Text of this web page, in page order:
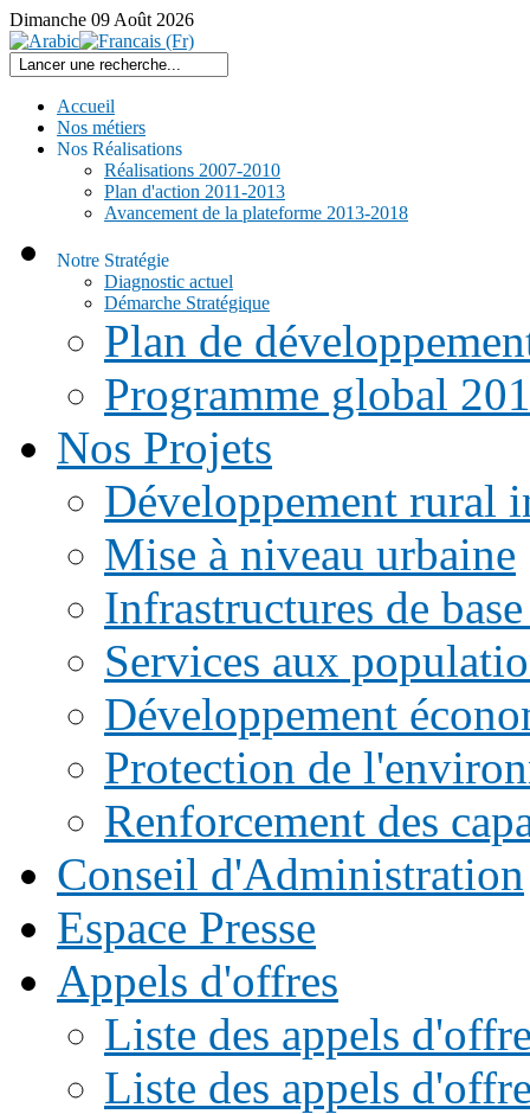
Dimanche 09 Août 2026
Accueil
Nos métiers
Nos Réalisations
Réalisations 2007-2010
Plan d'action 2011-2013
Avancement de la plateforme 2013-2018
Notre Stratégie
Diagnostic actuel
Démarche Stratégique
Plan de
Programme global
Nos Projets
Développement rural
Mise à niveau urbaine
Infrastructures de
Services aux
Développement
Protection de
Renforcement des
Conseil d'Administration
Espace Presse
Appels d'offres
Liste des appels
Liste des appels